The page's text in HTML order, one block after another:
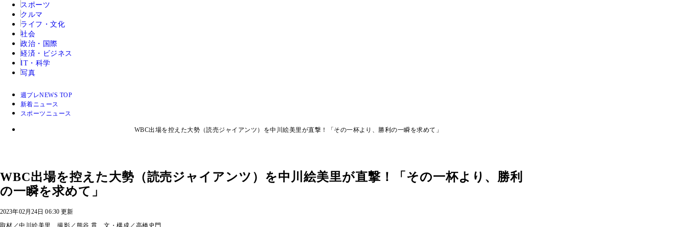
スポーツ
クルマ
ライフ・文化
社会
政治・国際
経済・ビジネス
IT・科学
写真
週プレNEWS TOP
新着ニュース
スポーツニュース
WBC出場を控えた大勢（読売ジャイアンツ）を中川絵美里が直撃！「その一杯より、勝利の一瞬を求めて」
WBC出場を控えた大勢（読売ジャイアンツ）を中川絵美里が直撃！「その一杯より、勝利
の一瞬を求めて」
2023年02月24日 06:30 更新
取材／中川絵美里 撮影／熊谷 貫 文・構成／高橋史門